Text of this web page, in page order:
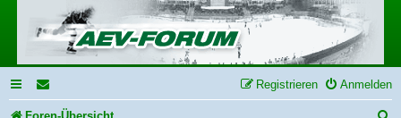
Anmelden
Registrieren